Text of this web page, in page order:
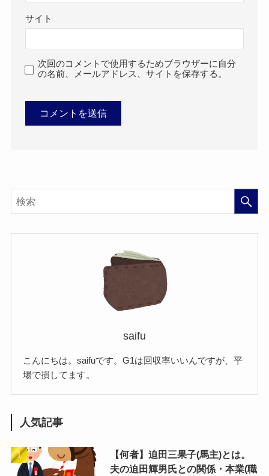
サイト
次回のコメントで使用するためブラウザーに自分
の名前、メールアドレス、サイトを保存する。
saifu
こんにちは。saifuです。G1は回収率いいんですが、平
場で損してます。
人気記事
【何者】迫田三果子(馬主)とは。
夫の迫田輝男氏との関係・本業(職